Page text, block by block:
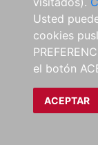
Usted
cookies
el botón
ACEPTAR